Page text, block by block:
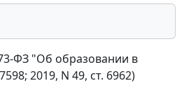
ФЗ "Об образовании в
2019, N 49, ст. 6962)